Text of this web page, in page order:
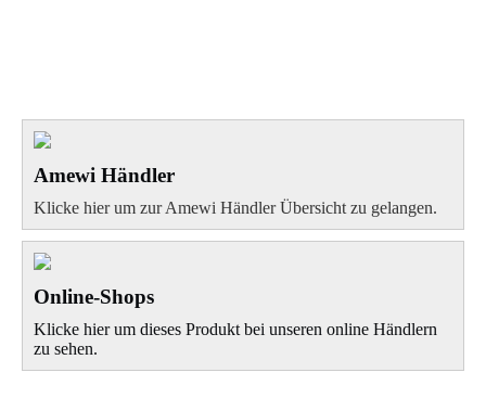
Amewi Händler
Klicke hier um zur Amewi Händler Übersicht zu gelangen.
Online-Shops
Klicke hier um dieses Produkt bei unseren online Händlern
zu sehen.